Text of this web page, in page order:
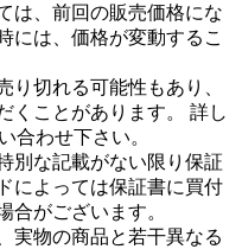
は、前回の販売価格にな
には、価格が変動するこ
り切れる可能性もあり、
くことがあります。 詳し
合わせ下さい。
別な記載がない限り保証
によっては保証書に買付
合がございます。
実物の商品と若干異なる